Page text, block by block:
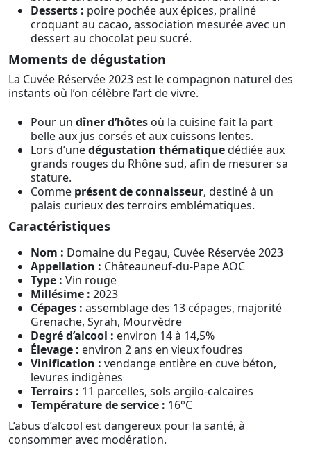
Desserts : poire pochée aux épices, praliné
croquant au cacao, association mesurée avec un
dessert au chocolat peu sucré.
Moments de dégustation
La Cuvée Réservée 2023 est le compagnon naturel des
instants où l’on célèbre l’art de vivre.
Pour un dîner d’hôtes où la cuisine fait la part
belle aux jus corsés et aux cuissons lentes.
Lors d’unedégustation thématiquedédiée aux
grands rouges du Rhône sud, afin de mesurer sa
stature.
Comme présent de connaisseur, destiné à un
palais curieux des terroirs emblématiques.
Caractéristiques
Nom : Domaine du Pegau, Cuvée Réservée 2023
Appellation : Châteauneuf-du-Pape AOC
Type : Vin rouge
Millésime : 2023
Cépages : assemblage des 13 cépages, majorité
Grenache, Syrah, Mourvèdre
Degré d’alcool : environ 14 à 14,5%
Élevage : environ 2 ans en vieux foudres
Vinification : vendange entière en cuve béton,
levures indigènes
Terroirs : 11 parcelles, sols argilo-calcaires
Température de service : 16°C
L’abus d’alcool est dangereux pour la santé, à
consommer avec modération.